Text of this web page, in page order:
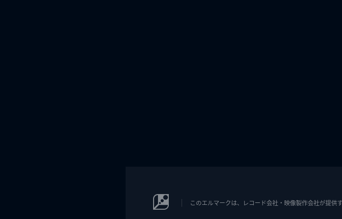
このエルマークは、レコード会社・映像製作会社が提供